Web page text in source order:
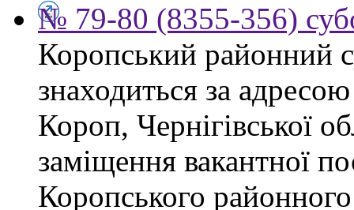
№ 79-80 (8355-356)
Коропський районний
знаходиться за
Короп, Чернігівської
заміщення вакантної
Коропського